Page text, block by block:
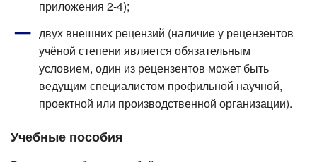
приложения 2-4);
двух внешних рецензий (наличие у рецензентов
учёной степени является обязательным
условием, один из рецензентов может быть
ведущим специалистом профильной научной,
проектной или производственной организации).
Учебные пособия